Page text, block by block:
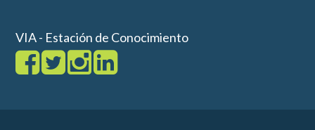
VIA - Estación de Conocimiento